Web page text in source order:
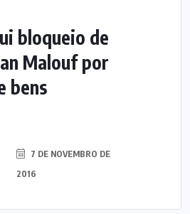
bloqueio de
Malouf por
bens
7 DE NOVEMBRO DE
2016